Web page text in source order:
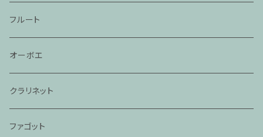
フルート
オーボエ
クラリネット
ファゴット